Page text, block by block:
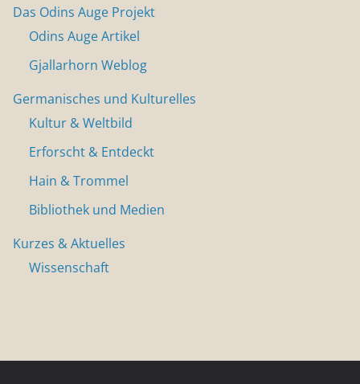
Das Odins Auge Projekt
Odins Auge Artikel
Gjallarhorn Weblog
Germanisches und Kulturelles
Kultur & Weltbild
Erforscht & Entdeckt
Hain & Trommel
Bibliothek und Medien
Kurzes & Aktuelles
Wissenschaft